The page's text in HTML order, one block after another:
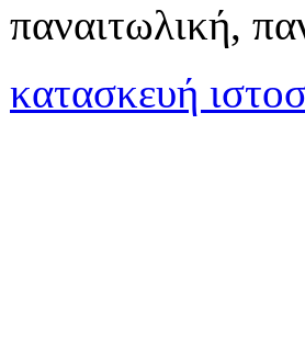
παναιτωλική,
κατασκευή